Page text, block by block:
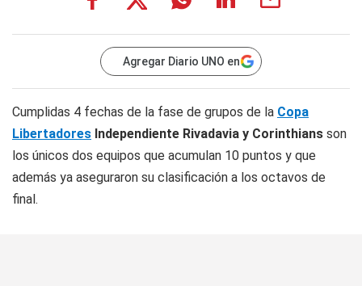
Agregar Diario UNO en
Cumplidas 4 fechas de la fase de grupos de la Copa
Libertadores Independiente Rivadavia y Corinthians son
los únicos dos equipos que acumulan 10 puntos y que
además ya aseguraron su clasificación a los octavos de
final.